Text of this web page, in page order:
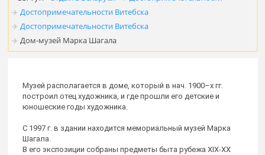
Достопримечательности Витебска
Достопримечательности Витебска
Дом-музей Марка Шагала
Музей располагается в доме, который в нач. 1900–х гг.
построил отец художника, и где прошли его детские и
юношеские годы художника.
С 1997 г. в здании находится мемориальный музей Марка
Шагала.
В его экспозиции собраны предметы быта рубежа XIX-XX